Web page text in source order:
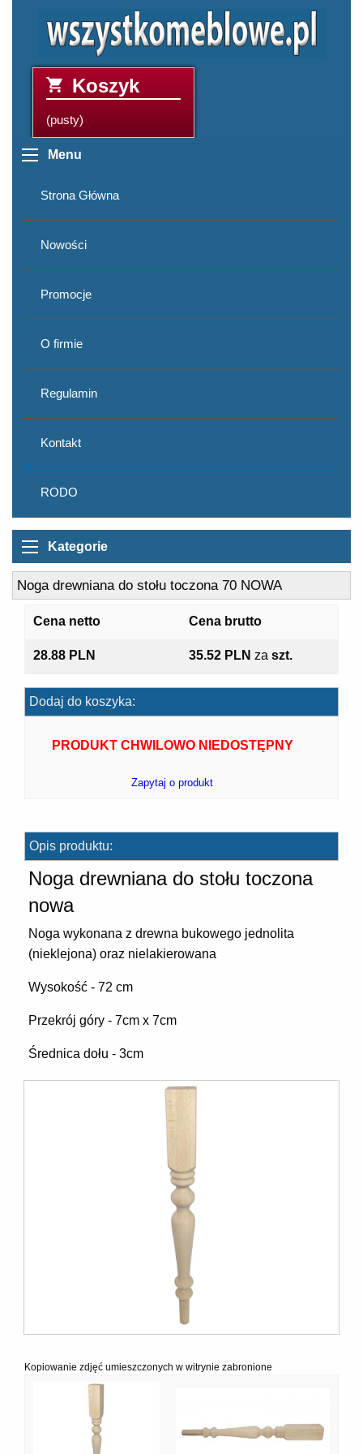
Koszyk
(pusty)
Menu
Strona Główna
Nowości
Promocje
O firmie
Regulamin
Kontakt
RODO
Kategorie
Noga drewniana do stołu toczona 70 NOWA
Cena netto Cena brutto
28.88 PLN 35.52 PLN za szt.
Dodaj do koszyka:
PRODUKT CHWILOWO NIEDOSTĘPNY
Zapytaj o produkt
Opis produktu:
Noga drewniana do stołu toczona
nowa
Noga wykonana z drewna bukowego jednolita
(nieklejona) oraz nielakierowana
Wysokość - 72 cm
Przekrój góry - 7cm x 7cm
Średnica dołu - 3cm
Kopiowanie zdjęć umieszczonych w witrynie zabronione